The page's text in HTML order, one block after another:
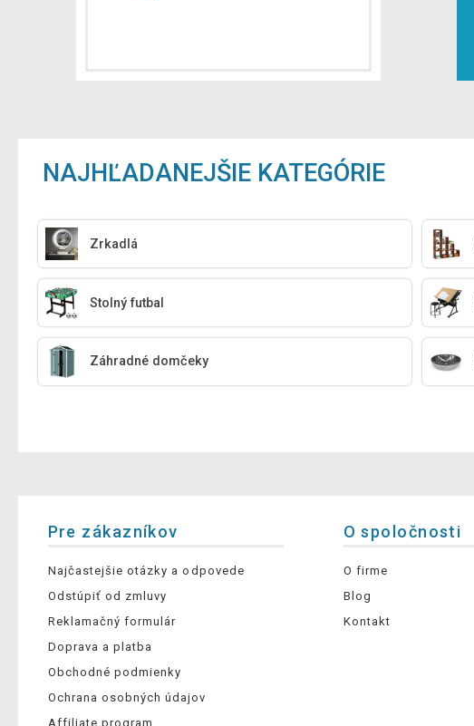
NAJHĽADANEJŠIE KATEGÓRIE
Zrkadlá
Stolný futbal
Záhradné domčeky
Pre zákazníkov
Najčastejšie otázky a odpovede
Odstúpiť od zmluvy
Reklamačný formulár
Doprava a platba
Obchodné podmienky
Ochrana osobných údajov
Affiliate program
O spoločnosti
O firme
Blog
Kontakt